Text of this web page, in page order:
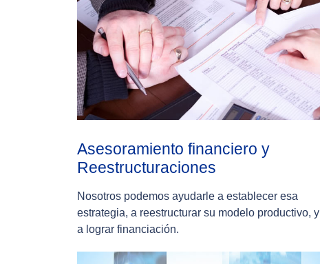
Asesoramiento financiero y
Reestructuraciones
Nosotros podemos ayudarle a establecer esa
estrategia, a reestructurar su modelo productivo, y
a lograr financiación.